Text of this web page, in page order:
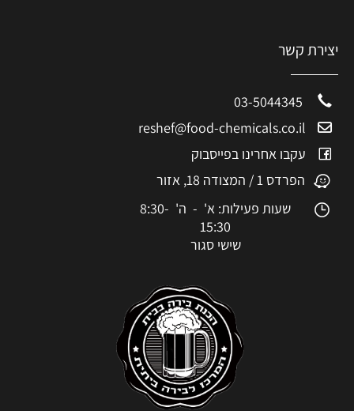
יצירת קשר
reshef@food-chemicals.co.il
עקבו אחרינו בפייסבוק
הפרדס 1 / המצודה 18, אזור
שעות פעילות: א' - ה' 8:30-
15:30
שישי סגור